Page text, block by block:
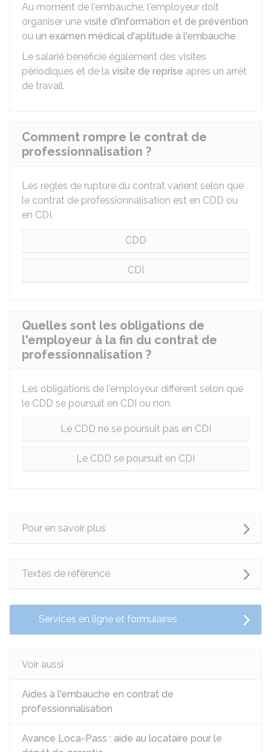
Au moment de l'embauche, l'employeur doit
organiser une visite d'information et de prévention
ou un examen médical d'aptitude à l'embauche.
Le salarié bénéficie également des visites
périodiques et de la visite de reprise après un arrêt
de travail.
Comment rompre le contrat de
professionnalisation ?
Les règles de rupture du contrat varient selon que
le contrat de professionnalisation est en CDD ou
en CDI.
CDD
CDI
Quelles sont les obligations de
l'employeur à la fin du contrat de
professionnalisation ?
Les obligations de l'employeur différent selon que
le CDD se poursuit en CDI ou non.
Le CDD ne se poursuit pas en CDI
Le CDD se poursuit en CDI
Pour en savoir plus
Textes de référence
Services en ligne et formulaires
Voir aussi
Aides à l'embauche en contrat de
professionnalisation
Avance Loca-Pass : aide au locataire pour le